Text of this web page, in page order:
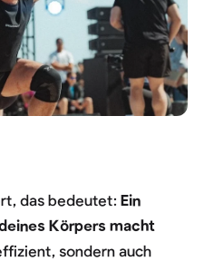
das bedeutet: Ein
Körpers macht
sondern auch